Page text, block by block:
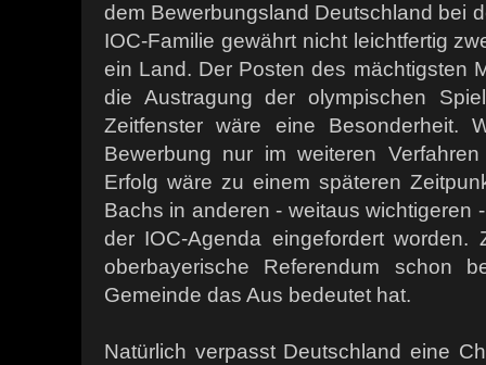
dem Bewerbungsland Deutschland bei
IOC-Familie gewährt nicht leichtfertig
ein Land. Der Posten des mächtigsten
die Austragung der olympischen
Zeitfenster wäre eine Besonderheit.
Bewerbung nur im weiteren
Erfolg wäre zu einem späteren
Bachs in anderen - weitaus wichtigeren
der IOC-Agenda eingefordert worden.
oberbayerische Referendum schon
Gemeinde das Aus bedeutet hat.
Natürlich verpasst Deutschland eine